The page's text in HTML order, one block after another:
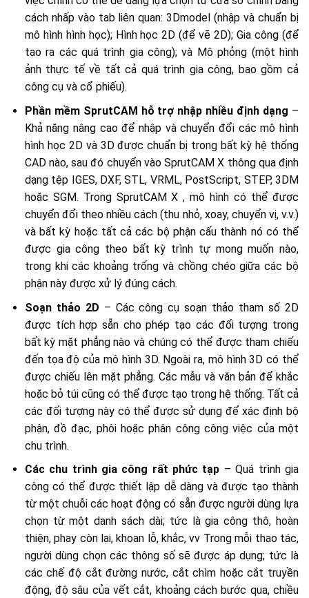
cách nhấp vào tab liên quan: 3Dmodel (nhập và chuẩn bị
mô hình hình học); Hình học 2D (để vẽ 2D); Gia công (để
tạo ra các quá trình gia công); và Mô phỏng (một hình
ảnh thực tế về tất cả quá trình gia công, bao gồm cả
công cụ và cổ phiếu).
Phần mềm SprutCAM hỗ trợ nhập nhiều định dạng –
Khả năng nâng cao để nhập và chuyển đổi các mô hình
hình học 2D và 3D được chuẩn bị trong bất kỳ hệ thống
CAD nào, sau đó chuyển vào SprutCAM X thông qua định
dạng tệp IGES, DXF, STL, VRML, PostScript, STEP, 3DM
hoặc SGM. Trong SprutCAM X , mô hình có thể được
chuyển đổi theo nhiều cách (thu nhỏ, xoay, chuyển vị, v.v.)
và bất kỳ hoặc tất cả các bộ phận cấu thành nó có thể
được gia công theo bất kỳ trình tự mong muốn nào,
trong khi các khoảng trống và chồng chéo giữa các bộ
phận này được xử lý đúng cách.
Soạn thảo 2D – Các công cụ soạn thảo tham số 2D
được tích hợp sẵn cho phép tạo các đối tượng trong
bất kỳ mặt phẳng nào và chúng có thể được tham chiếu
đến tọa độ của mô hình 3D. Ngoài ra, mô hình 3D có thể
được chiếu lên mặt phẳng. Các mẫu và văn bản để khắc
hoặc bỏ túi cũng có thể được tạo trong hệ thống. Tất cả
các đối tượng này có thể được sử dụng để xác định bộ
phận, đồ đạc, phôi hoặc phân công công việc của một
chu trình.
Các chu trình gia công rất phức tạp – Quá trình gia
công có thể được thiết lập dễ dàng và được tạo thành
từ một chuỗi các hoạt động có sẵn được người dùng lựa
chọn từ một danh sách dài; tức là gia công thô, hoàn
thiện, phay còn lại, khoan lỗ, khắc, vv Trong mỗi thao tác,
người dùng chọn các thông số sẽ được áp dụng; tức là
các chế độ cắt đường nước, cắt chìm hoặc cắt truyền
động, độ sâu của vết cắt, khoảng cách bước qua, chiều